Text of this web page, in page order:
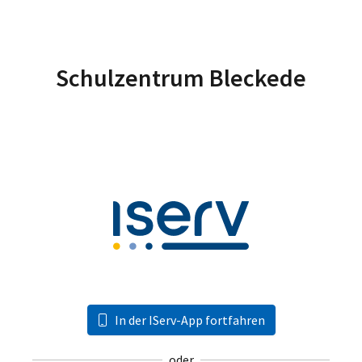
Schulzentrum Bleckede
In der IServ-App fortfahren